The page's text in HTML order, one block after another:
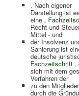
. Nach eigener
Darstellung ist
eine „
Recht und
Mittel - und
der Insolvenz
Sanierung ist
deutsche
Fachzeitschrift ,
sich mit dem
Verfahren der
zu den
durch die